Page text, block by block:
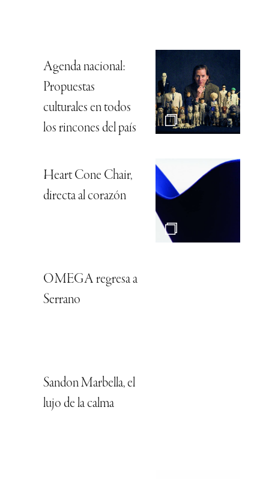
Agenda nacional:
Propuestas
culturales en todos
los rincones del país
Heart Cone Chair,
directa al corazón
OMEGA regresa a
Serrano
Sandon Marbella, el
lujo de la calma